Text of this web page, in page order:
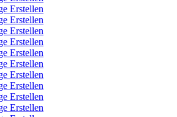
Erstellen
Erstellen
Erstellen
Erstellen
Erstellen
Erstellen
Erstellen
Erstellen
Erstellen
Erstellen